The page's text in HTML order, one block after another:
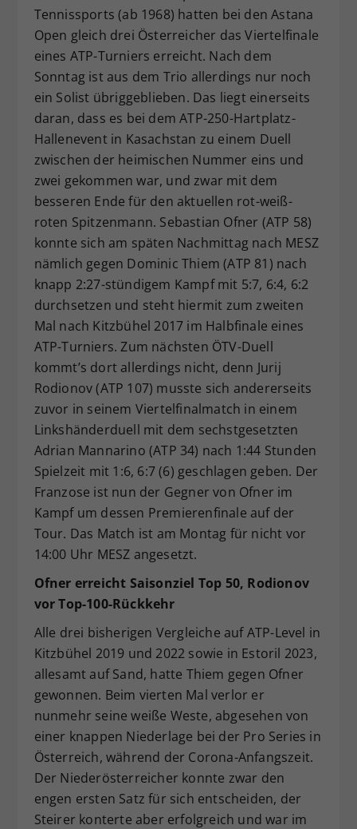
Tennissports (ab 1968) hatten bei den Astana
Open gleich drei Österreicher das Viertelfinale
eines ATP-Turniers erreicht. Nach dem
Sonntag ist aus dem Trio allerdings nur noch
ein Solist übriggeblieben. Das liegt einerseits
daran, dass es bei dem ATP-250-Hartplatz-
Hallenevent in Kasachstan zu einem Duell
zwischen der heimischen Nummer eins und
zwei gekommen war, und zwar mit dem
besseren Ende für den aktuellen rot-weiß-
roten Spitzenmann. Sebastian Ofner (ATP 58)
konnte sich am späten Nachmittag nach MESZ
nämlich gegen Dominic Thiem (ATP 81) nach
knapp 2:27-stündigem Kampf mit 5:7, 6:4, 6:2
durchsetzen und steht hiermit zum zweiten
Mal nach Kitzbühel 2017 im Halbfinale eines
ATP-Turniers. Zum nächsten ÖTV-Duell
kommt’s dort allerdings nicht, denn Jurij
Rodionov (ATP 107) musste sich andererseits
zuvor in seinem Viertelfinalmatch in einem
Linkshänderduell mit dem sechstgesetzten
Adrian Mannarino (ATP 34) nach 1:44 Stunden
Spielzeit mit 1:6, 6:7 (6) geschlagen geben. Der
Franzose ist nun der Gegner von Ofner im
Kampf um dessen Premierenfinale auf der
Tour. Das Match ist am Montag für nicht vor
14:00 Uhr MESZ angesetzt.
Ofner erreicht Saisonziel Top 50, Rodionov
vor Top-100-Rückkehr
Alle drei bisherigen Vergleiche auf ATP-Level in
Kitzbühel 2019 und 2022 sowie in Estoril 2023,
allesamt auf Sand, hatte Thiem gegen Ofner
gewonnen. Beim vierten Mal verlor er
nunmehr seine weiße Weste, abgesehen von
einer knappen Niederlage bei der Pro Series in
Österreich, während der Corona-Anfangszeit.
Der Niederösterreicher konnte zwar den
engen ersten Satz für sich entscheiden, der
Steirer konterte aber erfolgreich und war im
Zweck
Dieser Wert speichert Ihre Consent-
Einstellungen. Unter anderem eine
zufällig generierte ID, für die
historische Speicherung Ihrer
vorgenommen Einstellungen, falls der
Webseiten-Betreiber dies eingestellt
hat.